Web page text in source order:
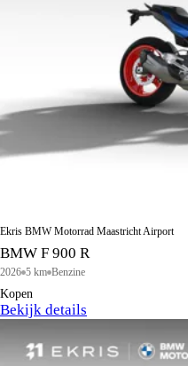
Ekris BMW Motorrad Maastricht Airport
BMW F 900 R
2026 5 km Benzine
Kopen
Bekijk details